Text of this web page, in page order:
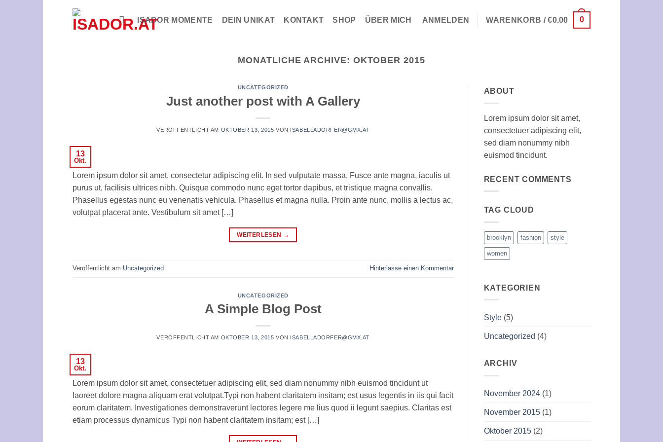
ISADOR MOMENTE DEIN UNIKAT KONTAKT SHOP ÜBER MICH ANMELDEN WARENKORB /€0.00 0
MONATLICHE ARCHIVE: OKTOBER 2015
UNCATEGORIZED
Just another post with A Gallery
VERÖFFENTLICHT AM OKTOBER 13, 2015 VON ISABELLADORFER@GMX.AT
13
Okt.
Lorem ipsum dolor sit amet, consectetur adipiscing elit. In sed vulputate massa. Fusce ante magna, iaculis ut
purus ut, facilisis ultrices nibh. Quisque commodo nunc eget tortor dapibus, et tristique magna convallis.
Phasellus egestas nunc eu venenatis vehicula. Phasellus et magna nulla. Proin ante nunc, mollis a lectus ac,
volutpat placerat ante. Vestibulum sit amet […]
WEITERLESEN →
Veröffentlicht am Uncategorized Hinterlasse einen Kommentar
UNCATEGORIZED
A Simple Blog Post
VERÖFFENTLICHT AM OKTOBER 13, 2015 VON ISABELLADORFER@GMX.AT
13
Okt.
Lorem ipsum dolor sit amet, consectetuer adipiscing elit, sed diam nonummy nibh euismod tincidunt ut
laoreet dolore magna aliquam erat volutpat.Typi non habent claritatem insitam; est usus legentis in iis qui facit
eorum claritatem. Investigationes demonstraverunt lectores legere me lius quod ii legunt saepius. Claritas est
etiam processus dynamicus Typi non habent claritatem insitam; est […]
ABOUT
Lorem ipsum dolor sit amet,
consectetuer adipiscing elit,
sed diam nonummy nibh
euismod tincidunt.
RECENT COMMENTS
TAG CLOUD
brooklyn fashion style
women
KATEGORIEN
Style(5)
Uncategorized (4)
ARCHIV
November 2024(1)
November 2015(1)
Oktober 2015(2)